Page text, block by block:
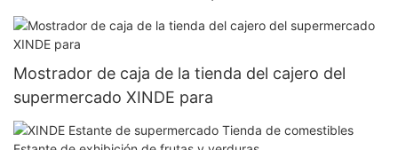
Mostrador de caja de la tienda del cajero del
supermercado XINDE para